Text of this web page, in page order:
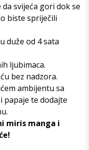
svijeća gori dok se
biste spriječili
duže od 4 sata
ljubimaca.
bez nadzora.
ambijentu sa
papaje te dodajte
miris manga i